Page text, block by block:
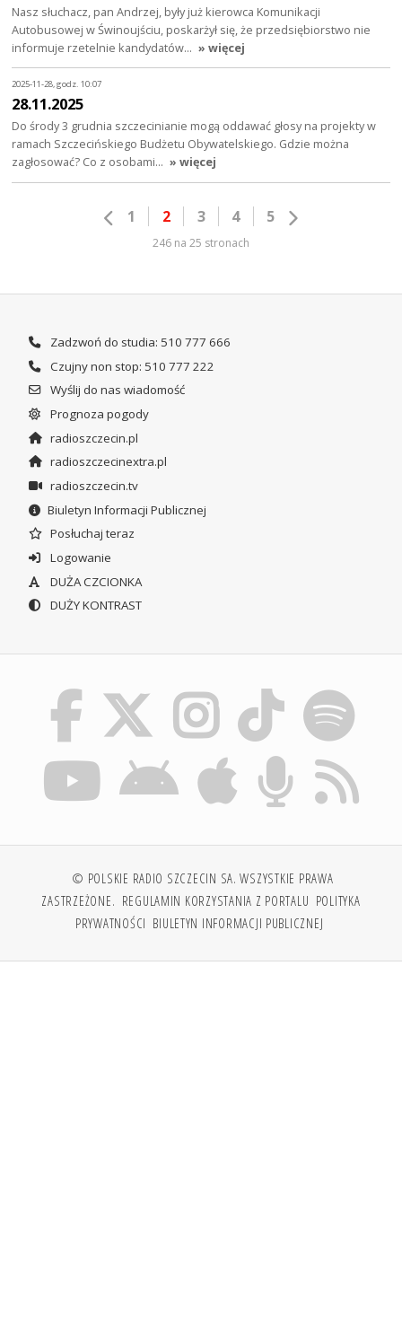
Nasz słuchacz, pan Andrzej, były już kierowca Komunikacji
Autobusowej w Świnoujściu, poskarżył się, że przedsiębiorstwo nie
informuje rzetelnie kandydatów… » więcej
2025-11-28, godz. 10:07
28.11.2025
Do środy 3 grudnia szczecinianie mogą oddawać głosy na projekty w
ramach Szczecińskiego Budżetu Obywatelskiego. Gdzie można
zagłosować? Co z osobami… » więcej
1 2 3 4 5
246 na 25 stronach
Zadzwoń do studia: 510 777 666
Czujny non stop: 510 777 222
Wyślij do nas wiadomość
Prognoza pogody
radioszczecin.pl
radioszczecinextra.pl
radioszczecin.tv
Biuletyn Informacji Publicznej
Posłuchaj teraz
Logowanie
DUŻA CZCIONKA
DUŻY KONTRAST
© POLSKIE RADIO SZCZECIN SA. WSZYSTKIE PRAWA
ZASTRZEŻONE. REGULAMIN KORZYSTANIA Z PORTALU POLITYKA
PRYWATNOŚCI BIULETYN INFORMACJI PUBLICZNEJ